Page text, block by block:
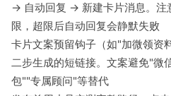
→ 自动回复 → 新建卡片消息。注
限，超限后自动回复会静默失败
卡片文案预留钩子（如"加微领资
二步生成的短链接。文案避免"微
包""专属顾问"等替代